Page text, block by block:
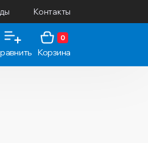
Контакты
0
Корзина